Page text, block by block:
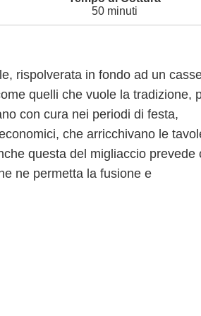
50 minuti
rispolverata in fondo ad un
quelli che vuole la tradizione,
con cura nei periodi di festa,
che arricchivano le
questa del migliaccio prevede
ne permetta la fusione e